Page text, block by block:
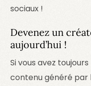
sociaux !
Devenez un
aujourd’hui !
Si vous avez
contenu généré par